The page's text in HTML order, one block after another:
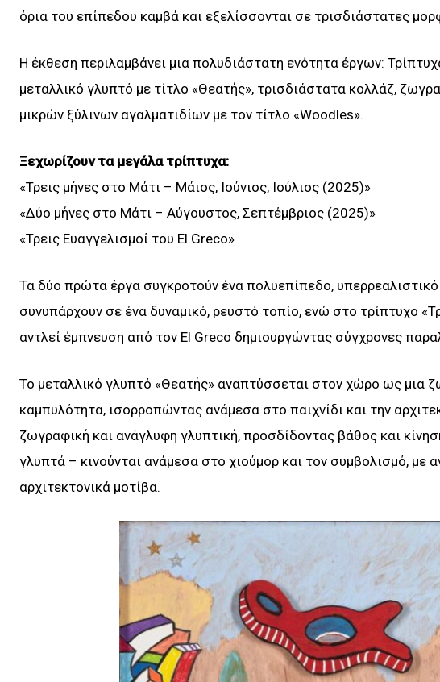
όρια του επίπεδου καμβά και εξελίσσονται σε τρισδιάστατες
Η έκθεση περιλαμβάνει μια πολυδιάστατη ενότητα έργων:
μεταλλικό γλυπτό με τίτλο «Θεατής», τρισδιάστατα κολλάζ,
μικρών ξύλινων αγαλματιδίων με τον τίτλο «Woodles».
Ξεχωρίζουν τα μεγάλα τρίπτυχα:
«Τρεις μήνες στο Μάτι – Μάιος, Ιούνιος, Ιούλιος (2025)»
«Δύο μήνες στο Μάτι – Αύγουστος, Σεπτέμβριος (2025)»
«Τρεις Ευαγγελισμοί του El Greco»
Τα δύο πρώτα έργα συγκροτούν ένα πολυεπίπεδο,
συνυπάρχουν σε ένα δυναμικό, ρευστό τοπίο, ενώ στο τρίπτυχο
αντλεί έμπνευση από τον El Greco δημιουργώντας σύγχρονες
Το μεταλλικό γλυπτό «Θεατής» αναπτύσσεται στον χώρο ως μια
καμπυλότητα, ισορροπώντας ανάμεσα στο παιχνίδι και την
ζωγραφική και ανάγλυφη γλυπτική, προσδίδοντας βάθος και
γλυπτά – κινούνται ανάμεσα στο χιούμορ και τον συμβολισμό,
αρχιτεκτονικά μοτίβα.